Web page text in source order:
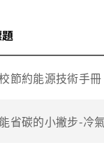
節約能源技術手冊
省碳的小撇步-冷